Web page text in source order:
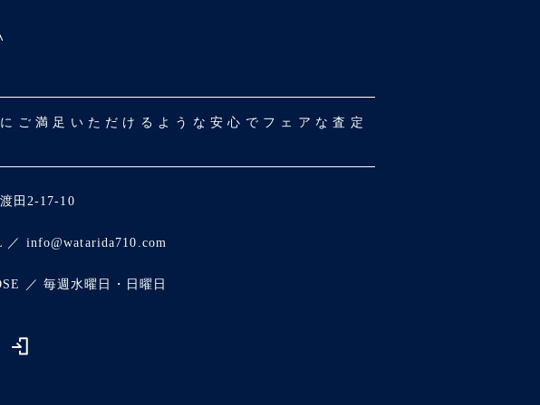
満足いただけるような安心でフェアな査定
田2-17-10
／ info@watarida710.com
／ 毎週水曜日・日曜日